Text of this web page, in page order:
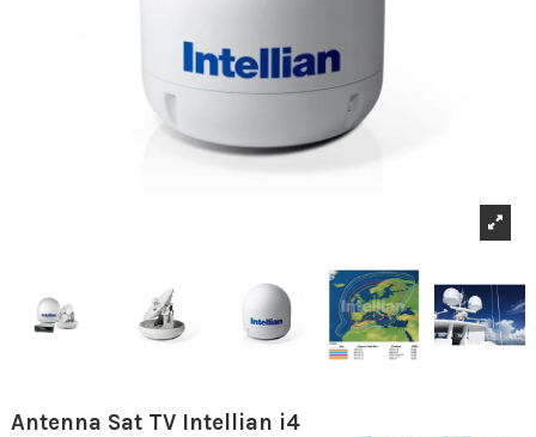
Antenna Sat TV Intellian i4